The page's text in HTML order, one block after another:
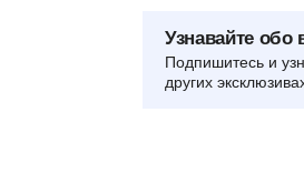
Узнавайте
Подпишитесь и
других